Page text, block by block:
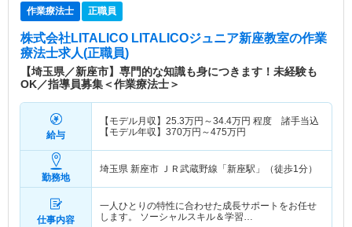
作業療法士 正職員
株式会社LITALICO LITALICOジュニア新座教室の作業
療法士求人(正職員)
【埼玉県／新座市】専門的な知識も身につきます！未経験も
OK／指導員募集＜作業療法士＞
給与
【モデル月収】 25.3万円～34.4万円 程度 諸手当込
【モデル年収】 370万円～475万円
勤務地
埼玉県 新座市 ＪＲ武蔵野線「新座駅」（徒歩1分）
仕事内容
一人ひとりの特性に合わせた成長サポートをお任せ
します。 ソーシャルスキル＆学習…